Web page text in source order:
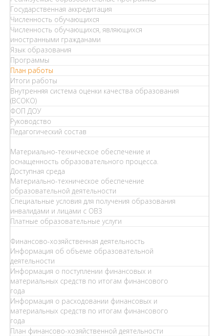
Государственная аккредитация
Численность обучающихся
Численность обучающихся, являющихся
иностранными гражданами
Язык образования
Программы
План работы
Итоги работы
Внутренняя система оценки качества образования
(ВСОКО)
ФОП ДОУ
Руководство
Педагогический состав
Материально-техническое обеспечение и
оснащенность образовательного процесса.
Доступная среда
Материально-техническое обеспечение
образовательной деятельности
Специальные условия для получения образования
инвалидами и лицами с ОВЗ
Платные образовательные услуги
Финансово-хозяйственная деятельность
Информация об объеме образовательной
деятельности
Информация о поступлении финансовых и
материальных средств по итогам финансового
года
Информация о расходовании финансовых и
материальных средств по итогам финансового
года
План финансово-хозяйственной деятельности